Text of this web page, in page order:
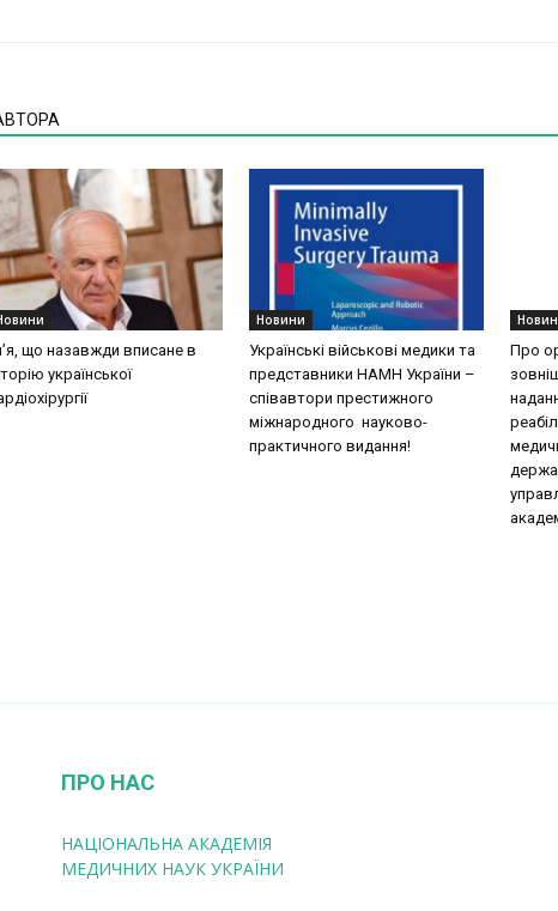
що назавжди вписане в
української
Новини
Українські військові медики та
представники НАМН України –
співавтори престижного
міжнародного науково-
практичного видання!
Про
ПРО НАС
НАЦІОНАЛЬНА АКАДЕМІЯ
МЕДИЧНИХ НАУК УКРАЇНИ